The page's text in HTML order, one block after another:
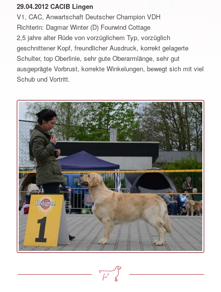
29.04.2012 CACIB Lingen
V1, CAC, Anwartschaft Deutscher Champion VDH
Richterin: Dagmar Winter (D) Fourwind Cottage
2,5 jahre alter Rüde von vorzüglichem Typ, vorzüglich
geschnittener Kopf, freundlicher Ausdruck, korrekt gelagerte
Schulter, top Oberlinie, sehr gute Oberarmlänge, sehr gut
ausgeprägte Vorbrust, korrekte Winkelungen, bewegt sich mit viel
Schub und Vortritt.